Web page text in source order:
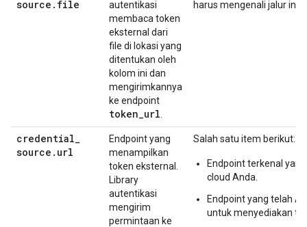
source . file
autentikasi
membaca token
eksternal dari
file di lokasi yang
ditentukan oleh
kolom ini dan
mengirimkannya
ke endpoint
token_url
harus mengenali jalur ini.
credential_
source . url
Endpoint yang
menampilkan
token eksternal.
Library
autentikasi
mengirim
permintaan ke
Salah satu item berikut:
Endpoint terkenal
cloud Anda.
Endpoint yang telah
untuk menyediakan